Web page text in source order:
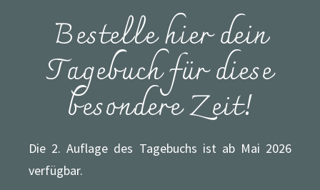
Bestelle hier dein
Tagebuch für diese
besondere Zeit!
Die 2. Auflage des Tagebuchs ist ab Mai 2026
verfügbar.